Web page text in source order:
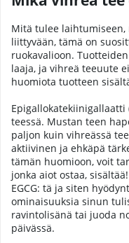
Mitä tulee laihtumiseen,
liittyvään, tämä on
ruokavalioon.
laaja, ja vihreä teeuute
huomiota tuotteen
Epigallokatekiinigallaatti
teessä. Mustan teen
paljon kuin vihreässä
aktiivinen ja ehkäpä
tämän huomioon, voit
jonka aiot ostaa,
EGCG: tä ja siten
ominaisuuksia sinun
ravintolisänä tai juoda
päivässä.